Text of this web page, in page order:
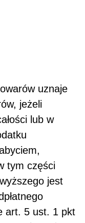
uznaje
jeżeli
lub w
tym części
jest
art. 5 ust. 1 pkt